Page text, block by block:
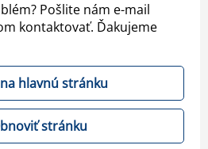
Pošlite nám e-mail
kontaktovať. Ďakujeme
hlavnú stránku
stránku